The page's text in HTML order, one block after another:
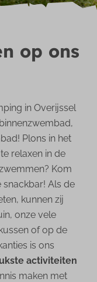
op ons
in Overijssel
Plons in het
relaxen in de
Kom
snackbar! Als de
kunnen zij
onze vele
of op de
is ons
activiteiten
maken met